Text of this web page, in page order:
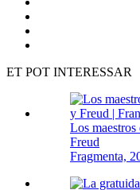
ET POT INTERESSAR
Los
Freud
Fragmenta,